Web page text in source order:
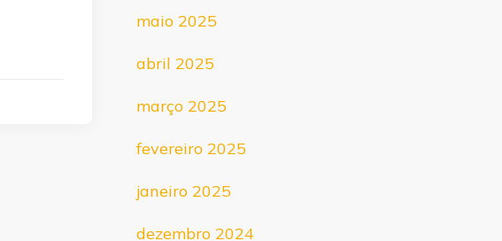
maio 2025
abril 2025
março 2025
fevereiro 2025
janeiro 2025
dezembro 2024